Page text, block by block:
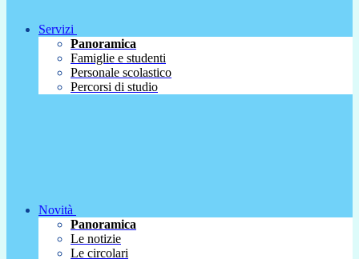
Servizi
Panoramica
Famiglie e studenti
Personale scolastico
Percorsi di studio
Novità
Panoramica
Le notizie
Le circolari